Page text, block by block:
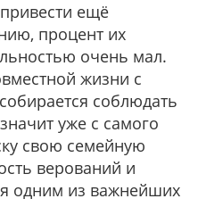
ещё
процент их
очень мал.
жизни с
соблюдать
уже с самого
свою семейную
верований и
одним из важнейших